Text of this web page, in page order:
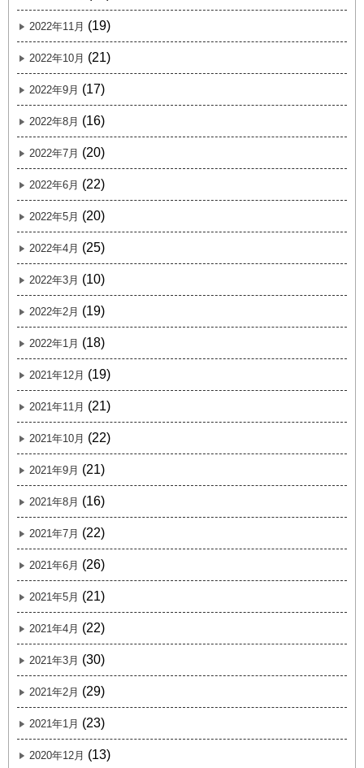
2022年11月 (19)
2022年10月 (21)
2022年9月 (17)
2022年8月 (16)
2022年7月 (20)
2022年6月 (22)
2022年5月 (20)
2022年4月 (25)
2022年3月 (10)
2022年2月 (19)
2022年1月 (18)
2021年12月 (19)
2021年11月 (21)
2021年10月 (22)
2021年9月 (21)
2021年8月 (16)
2021年7月 (22)
2021年6月 (26)
2021年5月 (21)
2021年4月 (22)
2021年3月 (30)
2021年2月 (29)
2021年1月 (23)
2020年12月 (13)